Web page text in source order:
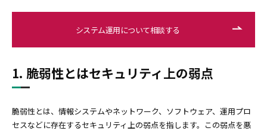
システム運用について相談する
1. 脆弱性とはセキュリティ上の弱点
脆弱性とは、情報システムやネットワーク、ソフトウェア、運用プロ
セスなどに存在するセキュリティ上の弱点を指します。この弱点を悪